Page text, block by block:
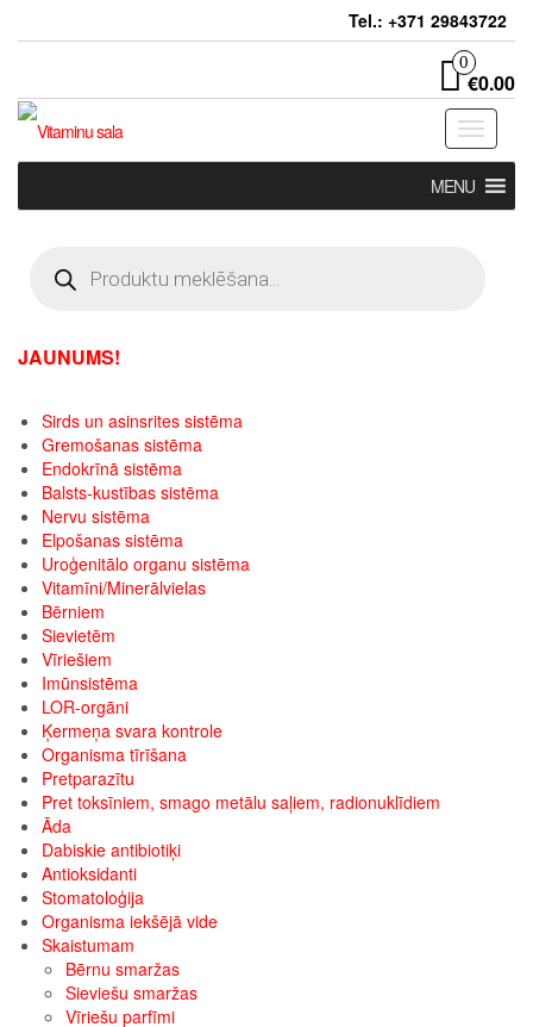
Tel.: +371 29843722
0
€0.00
Toggle
MENU
search
JAUNUMS!
Sirds un asinsrites sistēma
Gremošanas sistēma
Endokrīnā sistēma
Balsts-kustības sistēma
Nervu sistēma
Elpošanas sistēma
Uroģenitālo organu sistēma
Vitamīni/Minerālvielas
Bērniem
Sievietēm
Vīriešiem
Imūnsistēma
LOR-orgāni
Ķermeņa svara kontrole
Organisma tīrīšana
Pretparazītu
Pret toksīniem, smago metālu saļiem, radionuklīdiem
Āda
Dabiskie antibiotiķi
Antioksidanti
Stomatoloģija
Organisma iekšējā vide
Skaistumam
Bērnu smaržas
Sieviešu smaržas
Vīriešu parfīmi